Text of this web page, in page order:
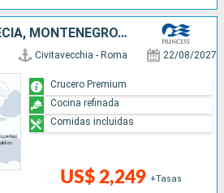
ITALIA, TURQUÍA, GRECIA, MONTENEGRO, ESPAÑA, FRANCIA
Civitavecchia - Roma 22/08/2027
US$ 2,249 +Tasas
Crucero Premium
Cocina refinada
Comidas incluidas